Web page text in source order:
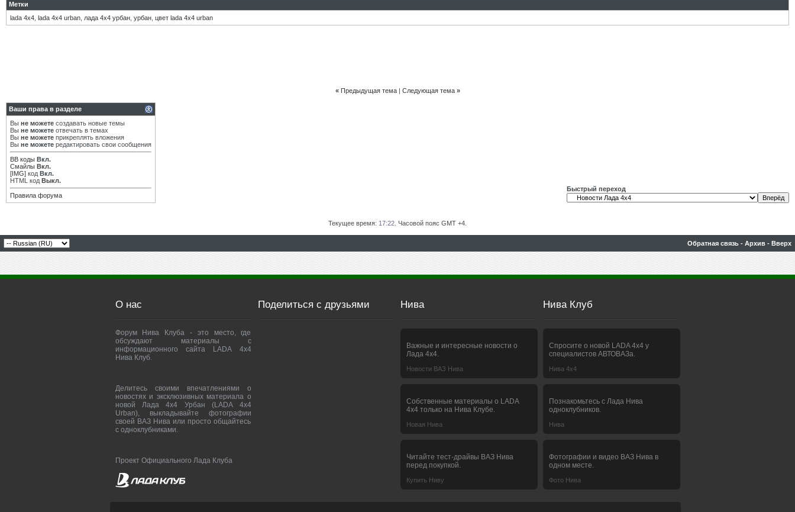
Метки
lada 4х4 lada 4х4 urban лада 4х4 урбан урбан цвет lada 4х4 urban
« Предыдущая тема| Следующая тема »
Ваши права в разделе
Вы не можете создавать новые темы
Вы не можете отвечать в темах
Вы не можете прикреплять вложения
Вы не можете редактировать свои сообщения
BB коды Вкл.
Смайлы Вкл.
[IMG] код Вкл.
HTML код Выкл.
Правила форума
Быстрый переход
Текущее время: 17:22 . Часовой пояс GMT +4.
Обратная связь - Архив - Вверх
О нас
Форум Нива Клуба - это место, где
обсуждают материалы с
информационного сайта LADA 4x4
Нива Клуб.
Делитесь своими впечатлениями о
новостях и эксклюзивных материала о
новой Лада 4х4 Урбан (LADA 4x4
Urban), выкладывайте фотографии
своей ВАЗ Нива или просто общайтесь
с одноклубниками.
Проект Официального Лада Клуба
Поделиться с друзьями Нива
Важные и интересные новости о
Лада 4х4.
Новости ВАЗ Нива
Собственные материалы о LADA
4x4 только на Нива Клубе.
Новая Нива
Читайте тест-драйвы ВАЗ Нива
перед покупкой.
Купить Ниву
Нива Клуб
Спросите о новой LADA 4x4 у
специалистов АВТОВАЗа.
Нива 4х4
Познакомьтесь с Лада Нива
одноклубников.
Нива
Фотографии и видео ВАЗ Нива в
одном месте.
Фото Нива